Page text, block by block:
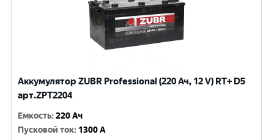
Аккумулятор ZUBR Professional (220 Ач, 12 V) RT+ D5
арт.ZPT2204
Емкость:220 Ач
Пусковой ток: 1300 A